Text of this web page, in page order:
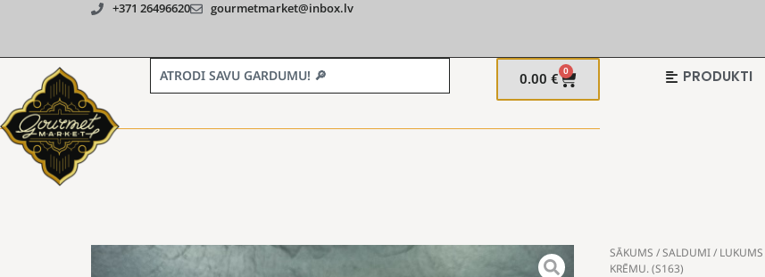
+371 26496620 gourmetmarket@inbox.lv
0.00 € 0 PRODUKTI
SĀKUMS /SALDUMI/ LUKUMS
KRĒMU. (S163)